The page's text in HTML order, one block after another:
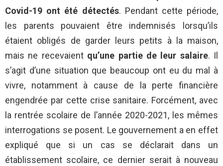
Covid-19 ont été détectés. Pendant cette période,
les parents pouvaient être indemnisés lorsqu’ils
étaient obligés de garder leurs petits à la maison,
mais ne recevaient qu’une partie de leur salaire. Il
s’agit d’une situation que beaucoup ont eu du mal à
vivre, notamment à cause de la perte financière
engendrée par cette crise sanitaire. Forcément, avec
la rentrée scolaire de l’année 2020-2021, les mêmes
interrogations se posent. Le gouvernement a en effet
expliqué que si un cas se déclarait dans un
établissement scolaire, ce dernier serait à nouveau